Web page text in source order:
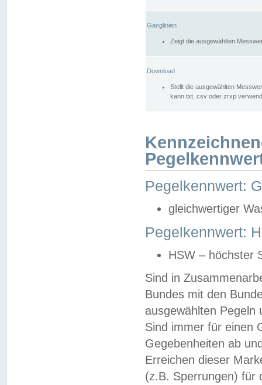
Ganglinien
Zeigt die ausgewählten
Download
Stellt die ausgewählten
kann txt, csv oder zrxp
Pegelkennwert:
gleichwertiger
Pegelkennwert:
HSW – höchster
Sind in
Bundes mit den
ausgewählten
Sind immer für einen
Gegebenheiten ab
Erreichen dieser
(z.B. Sperrungen) für